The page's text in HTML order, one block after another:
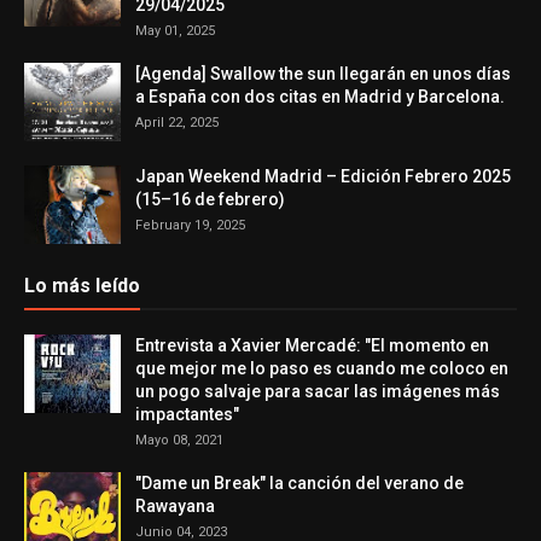
29/04/2025
May 01, 2025
[Agenda] Swallow the sun llegarán en unos días
a España con dos citas en Madrid y Barcelona.
April 22, 2025
Japan Weekend Madrid – Edición Febrero 2025
(15–16 de febrero)
February 19, 2025
Lo más leído
Entrevista a Xavier Mercadé: "El momento en
que mejor me lo paso es cuando me coloco en
un pogo salvaje para sacar las imágenes más
impactantes"
Mayo 08, 2021
"Dame un Break" la canción del verano de
Rawayana
Junio 04, 2023